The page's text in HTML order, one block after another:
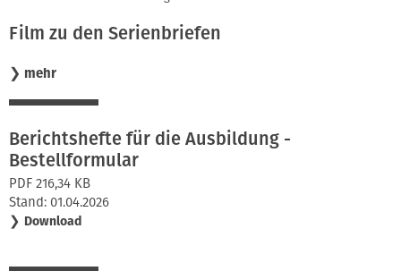
Film zu den Serienbriefen
❯ mehr
Berichtshefte für die Ausbildung -
Bestellformular
PDF 216,34 KB
Stand: 01.04.2026
❯ Download